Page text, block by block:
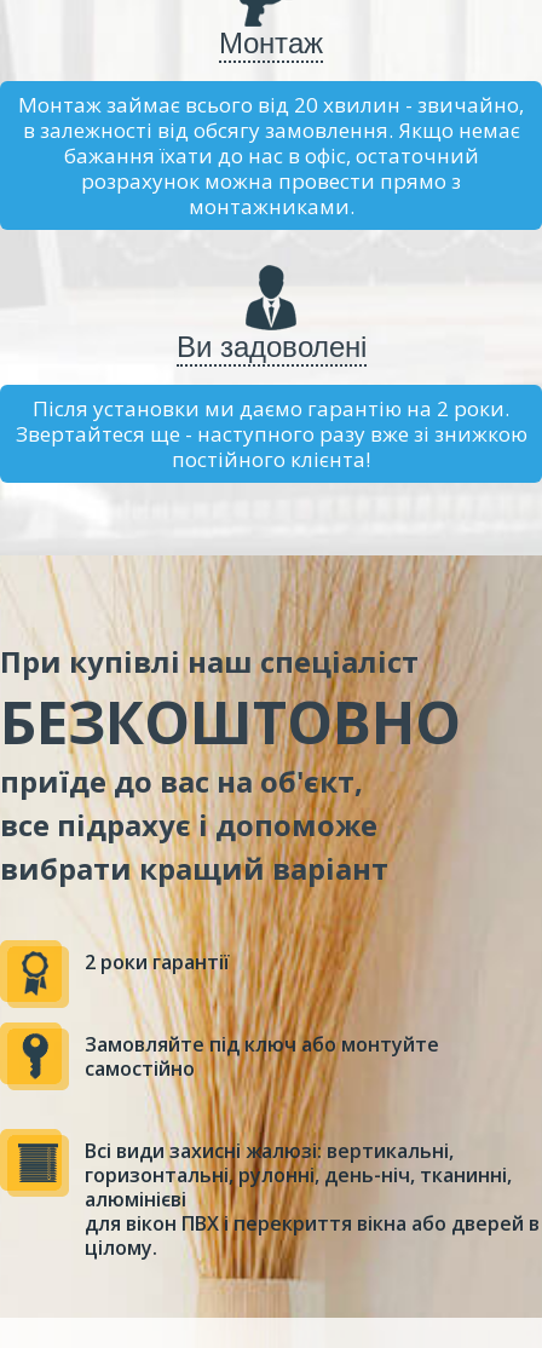
Монтаж
Монтаж займає всього від 20 хвилин - звичайно,
в залежності від обсягу замовлення. Якщо немає
бажання їхати до нас в офіс, остаточний
розрахунок можна провести прямо з
монтажниками.
Ви задоволені
Після установки ми даємо гарантію на 2 роки.
Звертайтеся ще - наступного разу вже зі знижкою
постійного клієнта!
При купівлі наш спеціаліст
БЕЗКОШТОВНО
приїде до вас на об'єкт,
все підрахує і допоможе
вибрати кращий варіант
2 роки гарантії
Замовляйте під ключ або монтуйте
самостійно
Всі види захисні жалюзі: вертикальні,
горизонтальні, рулонні, день-ніч, тканинні,
алюмінієві
для вікон ПВХ і перекриття вікна або дверей в
цілому.